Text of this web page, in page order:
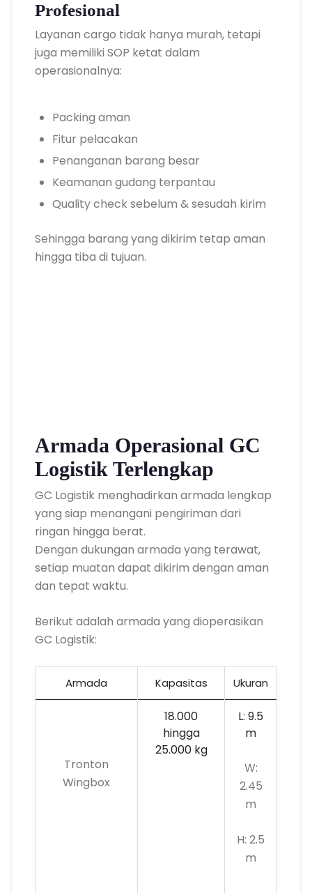
Profesional
Layanan cargo tidak hanya murah, tetapi
juga memiliki SOP ketat dalam
operasionalnya:
Packing aman
Fitur pelacakan
Penanganan barang besar
Keamanan gudang terpantau
Quality check sebelum & sesudah kirim
Sehingga barang yang dikirim tetap aman
hingga tiba di tujuan.
Armada Operasional GC
Logistik Terlengkap
GC Logistik menghadirkan armada lengkap
yang siap menangani pengiriman dari
ringan hingga berat.
Dengan dukungan armada yang terawat,
setiap muatan dapat dikirim dengan aman
dan tepat waktu.
Berikut adalah armada yang dioperasikan
GC Logistik:
Armada Kapasitas Ukuran
Tronton
Wingbox
18.000
hingga
25.000 kg
L: 9.5
m
W:
2.45
m
H: 2.5
m